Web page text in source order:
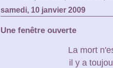
samedi, 10 janvier 2009
Une fenêtre ouverte
La mort
il y a